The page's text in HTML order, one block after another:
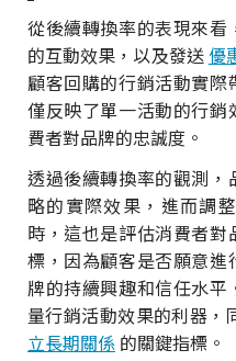
從後續轉換率的表現來
的互動效果，以及發送 優
顧客回購的行銷活動實
僅反映了單一活動的行
費者對品牌的忠誠度。
透過後續轉換率的觀測
略的實際效果，進而調
時，這也是評估消費者
標，因為顧客是否願意
牌的持續興趣和信任水
量行銷活動效果的利器，
立長期關係 的關鍵指標。